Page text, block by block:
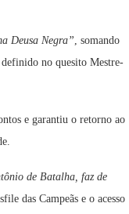
Deusa Negra”, somando
no quesito Mestre-
e garantiu o retorno ao
de Batalha, faz de
das Campeãs e o acesso